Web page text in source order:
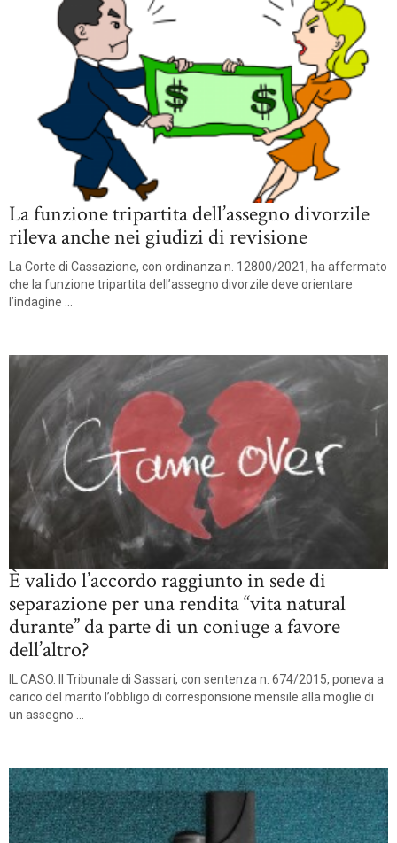
La funzione tripartita dell’assegno divorzile
rileva anche nei giudizi di revisione
La Corte di Cassazione, con ordinanza n. 12800/2021, ha affermato
che la funzione tripartita dell’assegno divorzile deve orientare
l’indagine ...
È valido l’accordo raggiunto in sede di
separazione per una rendita “vita natural
durante” da parte di un coniuge a favore
dell’altro?
IL CASO. Il Tribunale di Sassari, con sentenza n. 674/2015, poneva a
carico del marito l’obbligo di corresponsione mensile alla moglie di
un assegno ...